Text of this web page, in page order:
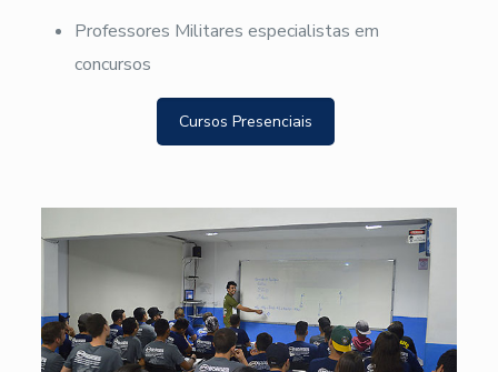
Professores Militares especialistas em
concursos
Cursos Presenciais